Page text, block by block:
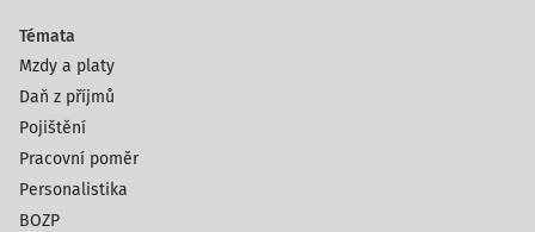
Témata
Mzdy a platy
Daň z příjmů
Pojištění
Pracovní poměr
Personalistika
BOZP